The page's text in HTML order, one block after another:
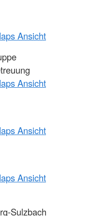
Ansicht
Ansicht
Ansicht
Ansicht
Sulzbach